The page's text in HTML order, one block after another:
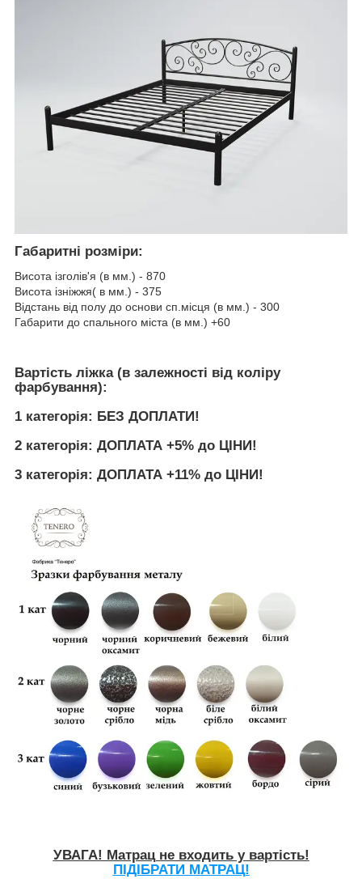
Габаритні розміри:
Висота ізголів'я (в мм.) - 870
Висота ізніжжя( в мм.) - 375
Відстань від полу до основи сп.місця (в мм.) - 300
Габарити до спального міста (в мм.) +60
Вартість ліжка (в залежності від коліру
фарбування):
1 категорія: БЕЗ ДОПЛАТИ!
2 категорія: ДОПЛАТА +5% до ЦІНИ!
3 категорія: ДОПЛАТА +11% до ЦІНИ!
УВАГА! Матрац не входить у вартість!
ПІДІБРАТИ МАТРАЦ!